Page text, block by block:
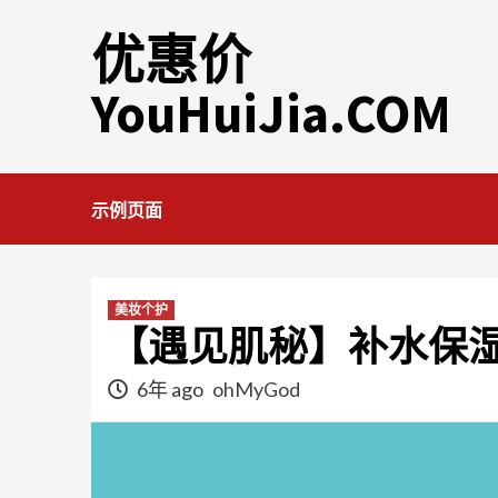
优惠价
YouHuiJia.COM
示例页面
美妆个护
【遇见肌秘】补水保
6年 ago ohMyGod